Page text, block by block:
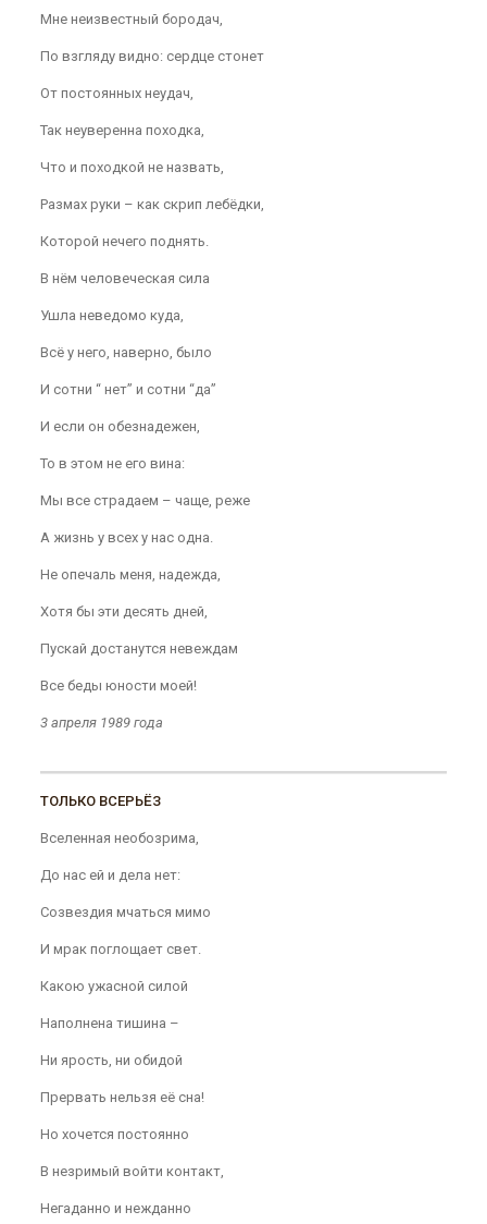
Мне неизвестный бородач,
По взгляду видно: сердце стонет
От постоянных неудач,
Так неуверенна походка,
Что и походкой не назвать,
Размах руки – как скрип лебёдки,
Которой нечего поднять.
В нём человеческая сила
Ушла неведомо куда,
Всё у него, наверно, было
И сотни “ нет” и сотни “да”
И если он обезнадежен,
То в этом не его вина:
Мы все страдаем – чаще, реже
А жизнь у всех у нас одна.
Не опечаль меня, надежда,
Хотя бы эти десять дней,
Пускай достанутся невеждам
Все беды юности моей!
3 апреля 1989 года
ТОЛЬКО ВСЕРЬЁЗ
Вселенная необозрима,
До нас ей и дела нет:
Созвездия мчаться мимо
И мрак поглощает свет.
Какою ужасной силой
Наполнена тишина –
Ни ярость, ни обидой
Прервать нельзя её сна!
Но хочется постоянно
В незримый войти контакт,
Негаданно и нежданно